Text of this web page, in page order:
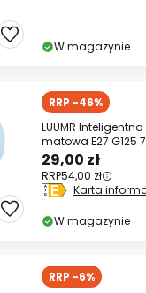
W magazynie
RRP -46%
LUUMR Inteligentna
matowa E27 G125
29,00 zł
RRP54,00 zł
Karta
W magazynie
RRP -6%